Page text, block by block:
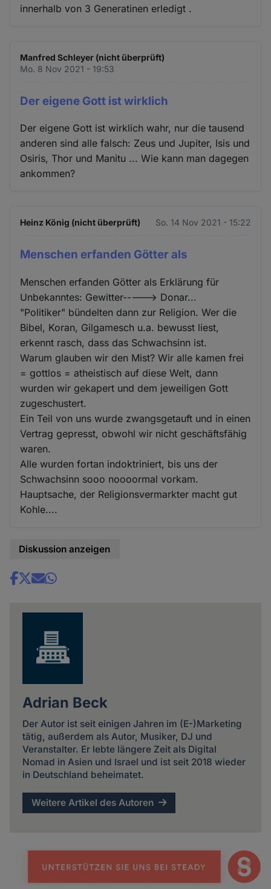
innerhalb von 3 Generatinen erledigt .
Manfred Schleyer (nicht überprüft)
Mo. 8 Nov 2021 - 19:53
Der eigene Gott ist wirklich
Der eigene Gott ist wirklich wahr, nur die tausend
anderen sind alle falsch: Zeus und Jupiter, Isis und
Osiris, Thor und Manitu ... Wie kann man dagegen
ankommen?
Heinz König (nicht überprüft) So. 14 Nov 2021 - 15:22
Menschen erfanden Götter als
Menschen erfanden Götter als Erklärung für
Unbekanntes: Gewitter-----> Donar...
"Politiker" bündelten dann zur Religion. Wer die
Bibel, Koran, Gilgamesch u.a. bewusst liest,
erkennt rasch, dass das Schwachsinn ist.
Warum glauben wir den Mist? Wir alle kamen frei
= gottlos = atheistisch auf diese Welt, dann
wurden wir gekapert und dem jeweiligen Gott
zugeschustert.
Ein Teil von uns wurde zwangsgetauft und in einen
Vertrag gepresst, obwohl wir nicht geschäftsfähig
waren.
Alle wurden fortan indoktriniert, bis uns der
Schwachsinn sooo noooormal vorkam.
Hauptsache, der Religionsvermarkter macht gut
Kohle....
Diskussion anzeigen
Share
Adrian Beck
Der Autor ist seit einigen Jahren im (E-)Marketing
tätig, außerdem als Autor, Musiker, DJ und
Veranstalter. Er lebte längere Zeit als Digital
Nomad in Asien und Israel und ist seit 2018 wieder
in Deutschland beheimatet.
Weitere Artikel des Autoren